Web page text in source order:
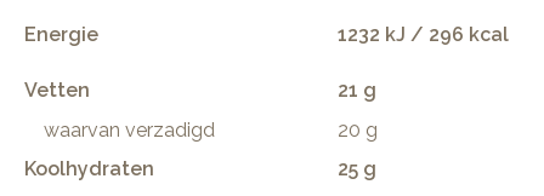
Energie 1232 kJ / 296 kcal
Vetten
21 g
waarvan verzadigd
20 g
Koolhydraten
25 g